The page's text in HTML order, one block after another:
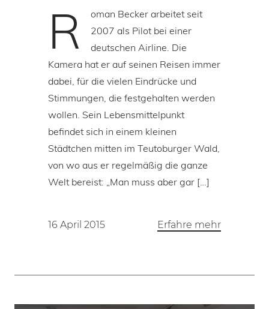
R
oman Becker arbeitet seit
2007 als Pilot bei einer
deutschen Airline. Die
Kamera hat er auf seinen Reisen immer
dabei, für die vielen Eindrücke und
Stimmungen, die festgehalten werden
wollen. Sein Lebensmittelpunkt
befindet sich in einem kleinen
Städtchen mitten im Teutoburger Wald,
von wo aus er regelmäßig die ganze
Welt bereist: „Man muss aber gar […]
16 April 2015 Erfahre mehr